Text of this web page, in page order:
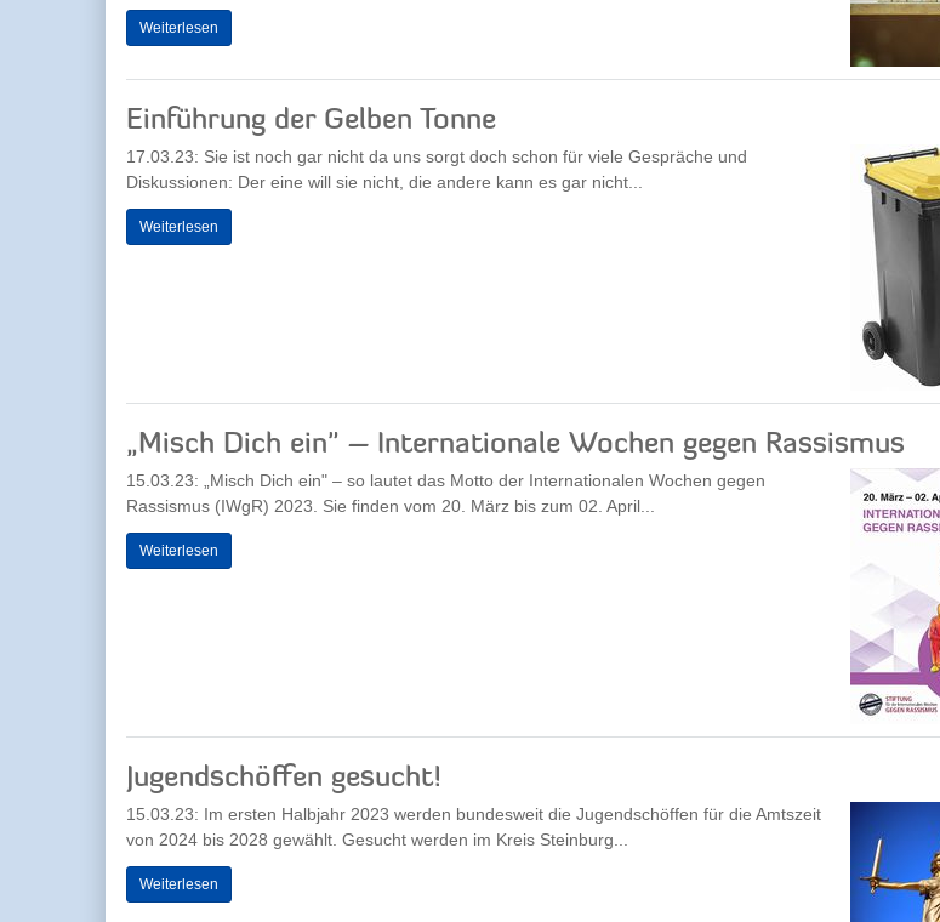
Weiterlesen
Einführung der Gelben Tonne
17.03.23: Sie ist noch gar nicht da uns sorgt doch schon für viele Gespräche und
Diskussionen: Der eine will sie nicht, die andere kann es gar nicht...
Weiterlesen
„Misch Dich ein" – Internationale Wochen gegen Rassismus
15.03.23: „Misch Dich ein" – so lautet das Motto der Internationalen Wochen gegen
Rassismus (IWgR) 2023. Sie finden vom 20. März bis zum 02. April...
Weiterlesen
Jugendschöffen gesucht!
15.03.23: Im ersten Halbjahr 2023 werden bundesweit die Jugendschöffen für die Amtszeit
von 2024 bis 2028 gewählt. Gesucht werden im Kreis Steinburg...
Weiterlesen